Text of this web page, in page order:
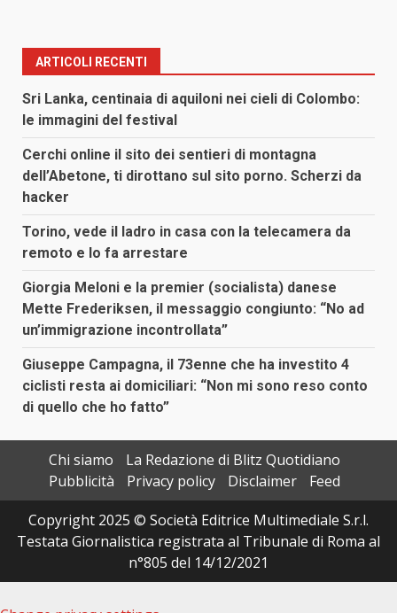
ARTICOLI RECENTI
Sri Lanka, centinaia di aquiloni nei cieli di Colombo:
le immagini del festival
Cerchi online il sito dei sentieri di montagna
dell’Abetone, ti dirottano sul sito porno. Scherzi da
hacker
Torino, vede il ladro in casa con la telecamera da
remoto e lo fa arrestare
Giorgia Meloni e la premier (socialista) danese
Mette Frederiksen, il messaggio congiunto: “No ad
un’immigrazione incontrollata”
Giuseppe Campagna, il 73enne che ha investito 4
ciclisti resta ai domiciliari: “Non mi sono reso conto
di quello che ho fatto”
Chi siamo
La Redazione di Blitz Quotidiano
Pubblicità
Privacy policy Disclaimer
Feed
Copyright 2025 © Società Editrice Multimediale S.r.l.
Testata Giornalistica registrata al Tribunale di Roma al
n°805 del 14/12/2021